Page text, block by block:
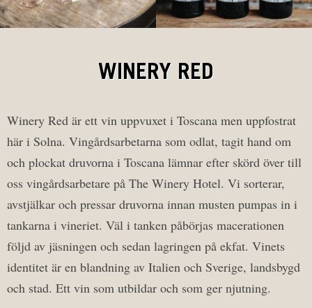
WINERY RED
Winery Red är ett vin uppvuxet i Toscana men uppfostrat
här i Solna. Vingårdsarbetarna som odlat, tagit hand om
och plockat druvorna i Toscana lämnar efter skörd över till
oss vingårdsarbetare på The Winery Hotel. Vi sorterar,
avstjälkar och pressar druvorna innan musten pumpas in i
tankarna i vineriet. Väl i tanken påbörjas macerationen
följd av jäsningen och sedan lagringen på ekfat. Vinets
identitet är en blandning av Italien och Sverige, landsbygd
och stad. Ett vin som utbildar och som ger njutning.